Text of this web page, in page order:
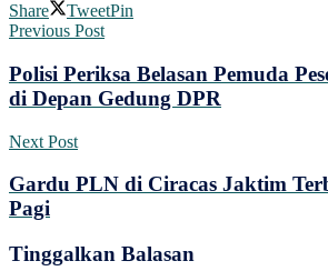
Share
TweetPin
Previous Post
Polisi Periksa Belasan Pemuda
di Depan Gedung DPR
Next Post
Gardu PLN di Ciracas Jaktim
Pagi
Tinggalkan Balasan